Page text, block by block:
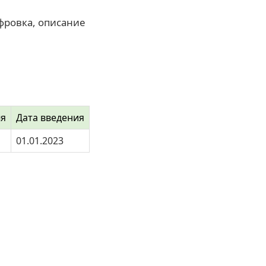
описание
Дата введения
01.01.2023